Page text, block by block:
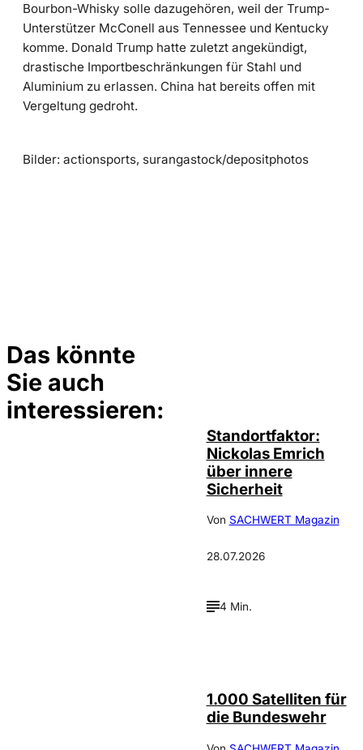
Bourbon-Whisky solle dazugehören, weil der Trump-
Unterstützer McConell aus Tennessee und Kentucky
komme. Donald Trump hatte zuletzt angekündigt,
drastische Importbeschränkungen für Stahl und
Aluminium zu erlassen. China hat bereits offen mit
Vergeltung gedroht.
Bilder: actionsports, surangastock/depositphotos
Das könnte
Sie auch
interessieren:
Standortfaktor:
Nickolas Emrich
über innere
Sicherheit
Von SACHWERT Magazin
28.07.2026
4 Min.
1.000 Satelliten für
die Bundeswehr